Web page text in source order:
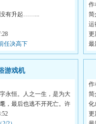
没有升起……...
任决高下
作
简
运
具
更
最
游戏机
永恒。人之一生，是为大
，最后也逃不开死亡。许
作
简
化
【
更